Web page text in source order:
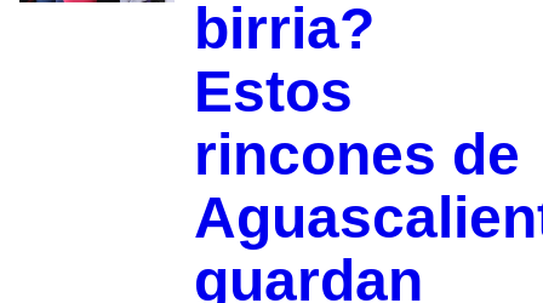
birria?
Estos
rincones de
guardan